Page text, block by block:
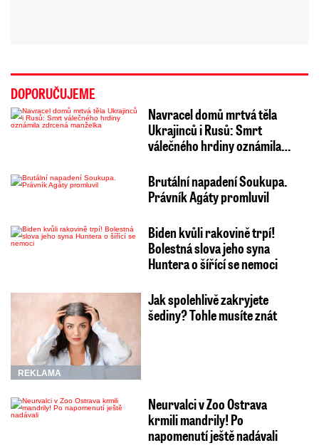
DOPORUČUJEME
Navracel domů mrtvá těla
Ukrajinců i Rusů: Smrt
válečného hrdiny oznámila…
Brutální napadení Soukupa.
Právník Agáty promluvil
Biden kvůli rakovině trpí!
Bolestná slova jeho syna
Huntera o šířící se nemoci
REKLAMA
Jak spolehlivě zakryjete
šediny? Tohle musíte znát
Neurvalci v Zoo Ostrava
krmili mandrily! Po
napomenutí ještě nadávali